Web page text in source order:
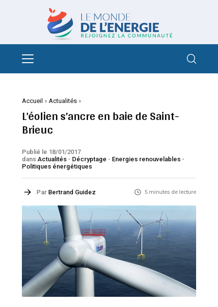
Accueil » Actualités»
L’éolien s’ancre en baie de Saint-
Brieuc
Publié le 18/01/2017
dans Actualités- Décryptage - Energies renouvelables-
Politiques énergétiques
Par Bertrand Guidez 5 minutes de lecture